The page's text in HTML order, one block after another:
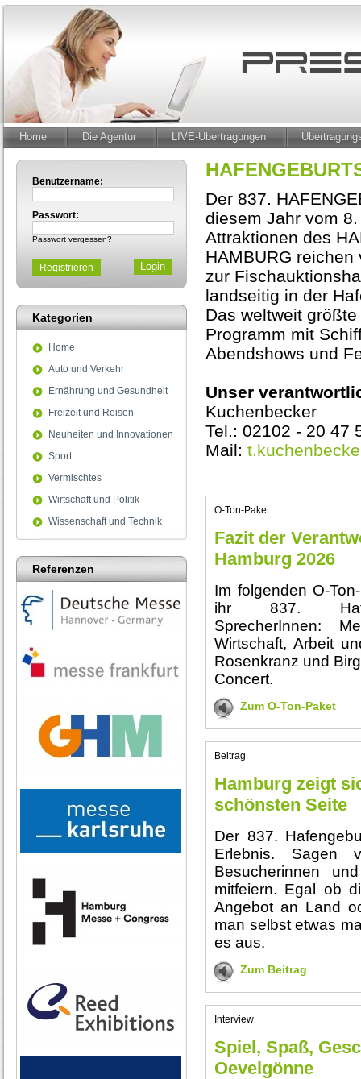
Home Die Agentur LIVE-Übertragungen
Benutzername:
Passwort:
Passwort vergessen?
Registrieren
Kategorien
Home
Auto und Verkehr
Ernährung und Gesundheit
Freizeit und Reisen
Neuheiten und Innovationen
Sport
Vermischtes
Wirtschaft und Politik
Wissenschaft und Technik
Referenzen
Der 837.
diesem Jahr vom
Attraktionen des
HAMBURG
zur
landseitig in der
Das weltweit
Programm mit
Abendshows und
Unser
Kuchenbecker
Tel.: 02102 - 20
Mail:
O-Ton-Paket
Fazit der
Hamburg 2026
Im folgenden O-
ihr 837.
SprecherInnen:
Wirtschaft, Arbeit
Rosenkranz und
Concert.
Zum O-Ton-Paket
Beitrag
Hamburg zeigt
schönsten Seite
Der 837.
Erlebnis. Sagen
Besucherinnen
mitfeiern. Egal ob
Angebot an Land
man selbst etwas
es aus.
Zum Beitrag
Interview
Spiel, Spaß,
Oevelgönne